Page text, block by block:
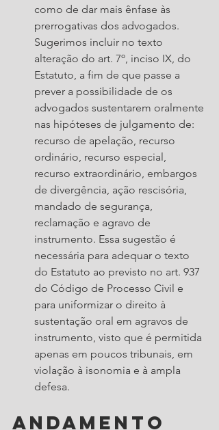
como de dar mais ênfase às
prerrogativas dos advogados.
Sugerimos incluir no texto
alteração do art. 7º, inciso IX, do
Estatuto, a fim de que passe a
prever a possibilidade de os
advogados sustentarem oralmente
nas hipóteses de julgamento de:
recurso de apelação, recurso
ordinário, recurso especial,
recurso extraordinário, embargos
de divergência, ação rescisória,
mandado de segurança,
reclamação e agravo de
instrumento. Essa sugestão é
necessária para adequar o texto
do Estatuto ao previsto no art. 937
do Código de Processo Civil e
para uniformizar o direito à
sustentação oral em agravos de
instrumento, visto que é permitida
apenas em poucos tribunais, em
violação à isonomia e à ampla
defesa.
Andamento